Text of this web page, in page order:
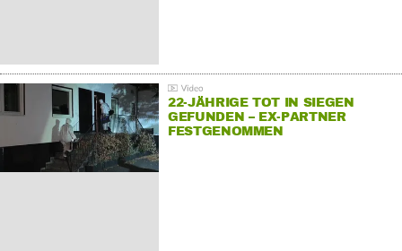
22-JÄHRIGE TOT IN SIEGEN
GEFUNDEN – EX-PARTNER
FESTGENOMMEN